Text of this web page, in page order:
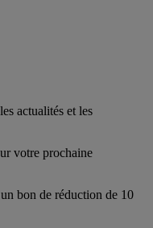
actualités et les
votre prochaine
bon de réduction de 10